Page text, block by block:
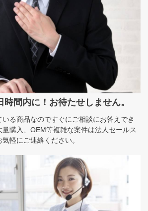
時間内に！お待たせしません。
る商品なのですぐにご相談にお答えでき
量購入、OEM等複雑な案件は法人セールス
軽にご連絡ください。